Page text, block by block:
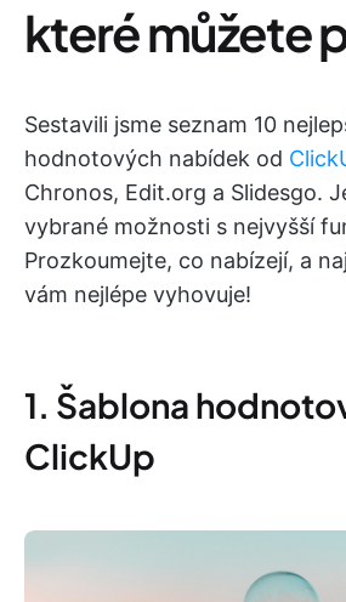
které můžete
Sestavili jsme seznam 10
hodnotových nabídek od
Chronos, Edit.org a Slidesgo.
vybrané možnosti s nejvyšší
Prozkoumejte, co nabízejí, a
vám nejlépe vyhovuje!
1. Šablona
ClickUp